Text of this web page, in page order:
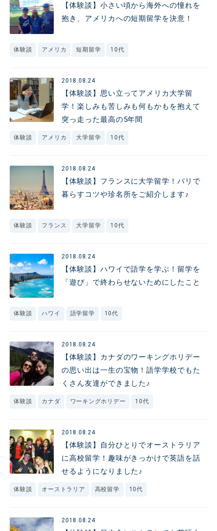
【体験談】小さい頃から海外への憧れを
抱き、アメリカへの短期留学を決意！
体験談 アメリカ 短期留学 10代
2018.08.24
【体験談】思い立ってアメリカ大学留
学！楽しみも苦しみも何もかもを抱えて
突っ走った最高の5年間
体験談 アメリカ 大学留学 10代
2018.08.24
【体験談】フランスに大学留学！パリで
暮らすコツや珍名所をご紹介します♪
体験談 フランス 大学留学 10代
2018.08.24
【体験談】ハワイで語学を学ぶ！留学を
「遊び」で終わらせないためにしたこと
体験談 ハワイ 語学留学 10代
2018.08.24
【体験談】カナダのワーキングホリデー
の思い出は一生の宝物！語学学校でもた
くさん友達ができました♪
体験談 カナダ ワーキングホリデー 10代
2018.08.24
【体験談】自分ひとりでオーストラリア
に高校留学！趣味がきっかけで英語を話
せるようになりました♪
体験談 オーストラリア 高校留学 10代
2018.08.24